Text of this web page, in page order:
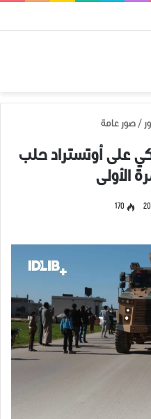
وميليشياته
/ صور عامة
على أوتستراد حلب
الأولى
170